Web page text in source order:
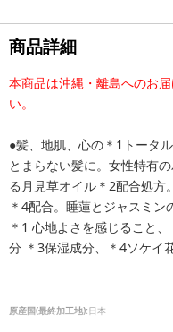
商品詳細
本商品は沖縄・離島へのお
い。
●髪、地肌、心の＊1トータ
とまらない髪に。女性特有
る月見草オイル＊2配合処方
＊4配合。睡蓮とジャスミン
＊1 心地よさを感じること
分 ＊3保湿成分、＊4ソケイ
原産国(最終加工地):日本